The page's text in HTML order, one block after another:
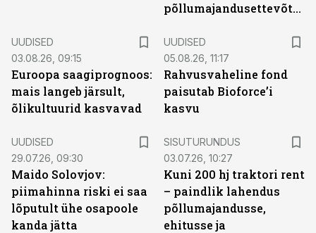
põllumajandusettevõtted
UUDISED
03.08.26, 09:15
Euroopa saagiprognoos:
mais langeb järsult,
õlikultuurid kasvavad
UUDISED
05.08.26, 11:17
Rahvusvaheline fond
paisutab Bioforce’i
kasvu
UUDISED
29.07.26, 09:30
Maido Solovjov:
piimahinna riski ei saa
lõputult ühe osapoole
kanda jätta
SISUTURUNDUS
03.07.26, 10:27
Kuni 200 hj traktori rent
– paindlik lahendus
põllumajandusse,
ehitusse ja